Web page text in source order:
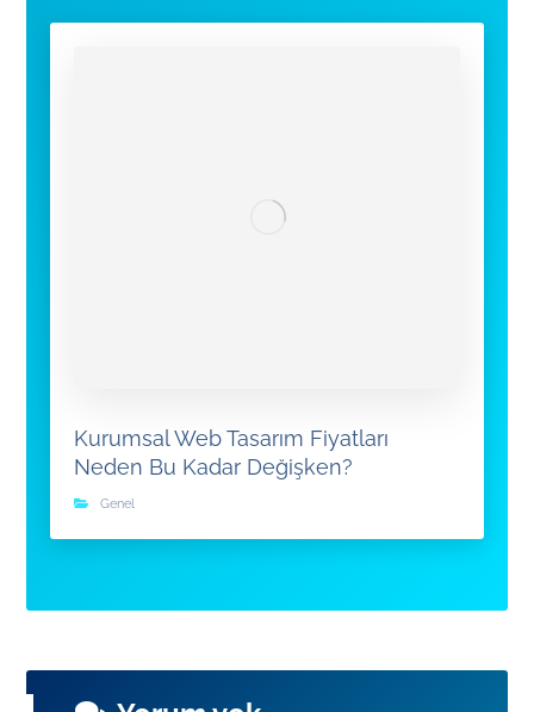
Kurumsal Web Tasarım Fiyatları
Neden Bu Kadar Değişken?
Genel